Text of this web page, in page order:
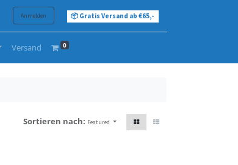
Anmelden 📦 Gratis Versand ab €65,-
Versand 0
Sortieren nach: Featured